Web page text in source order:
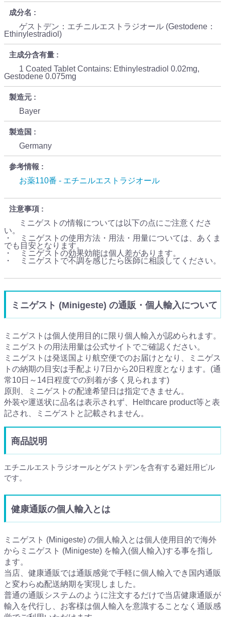
成分名
ゲストデン：エチニルエストラジオール (Gestodene：
Ethinylestradiol)
主成分含有量
1 Coated Tablet Contains: Ethinylestradiol 0.02mg,
Gestodene 0.075mg
製造元
Bayer
製造国
Germany
参考情報
お薬110番 - エチニルエストラジオール
注意事項
ミニゲストの情報については以下の点にご注意くださ
い。
・ ミニゲストの使用方法・用法・用量については、あくま
でも目安となります。
・ ミニゲストの効果効能は個人差があります。
・ ミニゲストで不調を感じたら医師に相談してください。
ミニゲスト (Minigeste) の通販・個人輸入について
ミニゲストは個人使用目的に限り個人輸入が認められます。
ミニゲストの用法用量は公式サイトでご確認ください。
ミニゲストは発送国より航空便でのお届けとなり、ミニゲス
トの納期の目安は手配より7日から20日程度となります。(通
常10日～14日程度での到着が多く見られます)
原則、ミニゲストの配達希望日は指定できません。
外装や運送状に品名は表示されず、Helthcare product等と表
記され、ミニゲストと記載されません。
商品説明
エチニルエストラジオールとゲストデンを含有する避妊用ピル
です。
健康通販の個人輸入とは
ミニゲスト (Minigeste) の個人輸入とは個人使用目的で海外
からミニゲスト (Minigeste) を輸入(個人輸入)する事を指し
ます。
当店、健康通販では通販感覚で手軽に個人輸入でき国内通販
と変わらぬ配送納期を実現しました。
普通の通販システムのように注文するだけで当店健康通販が
輸入を代行し、お客様は個人輸入を意識することなく通販感